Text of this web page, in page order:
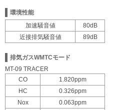
環境性能
加速騒音値
80dB
近接排気騒音値
89dB
排気ガスWMTCモード
MT-09 TRACER
CO
1.820ppm
HC
0.326ppm
Nox
0.063ppm